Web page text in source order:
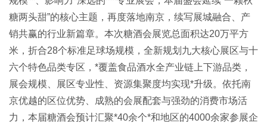
糖两头甜”的核心主题，再度落地南京，续写展城融合、产
销共赢的行业新篇章。本次糖酒会展览总面积达20万平方
米，折合28个标准足球场规模，全新规划九大核心展区与十
六个特色品类专区，*覆盖食品酒水全产业链上下游品类，
展会规模、展区专业性、资源集聚度均实现*升级。依托南
京优越的区位优势、成熟的会展配套与强劲的消费市场活
力，本届糖酒会预计汇聚*40余个*和地区的4000余家参展企